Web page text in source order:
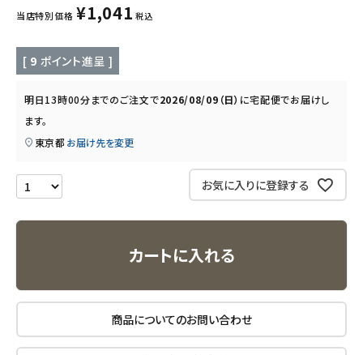
キッズ・ベビー・マタニティ
キッチン用品
フード・ドリンク
ブランド
定期購入
オリジナルブランド
エコリュクス
エコメイト
当店特別価格 ¥1,041 税込
[ 9 ポイント進呈 ]
明日13時00分までのご注文で2026/08/09（日） に宅配便でお届けし
ます。
東京都 お届け先を変更
お気に入りに登録する
カートに入れる
商品についてのお問い合わせ